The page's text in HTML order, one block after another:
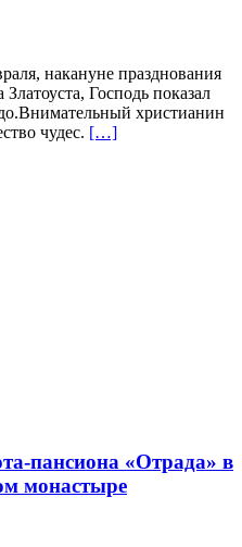
накануне празднования
Господь показал
христианин
чудес. […]
пансиона «Отрада» в
монастыре